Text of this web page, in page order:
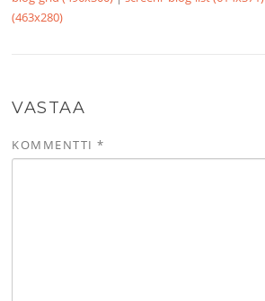
(463x280)
VASTAA
KOMMENTTI*